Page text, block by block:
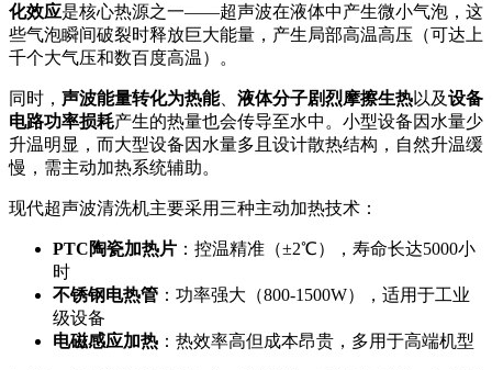
化效应是核心热源之一——超声波在液体中产生微小气泡，这
些气泡瞬间破裂时释放巨大能量，产生局部高温高压（可达上
千个大气压和数百度高温）。
同时， 声波能量转化为热能、 液体分子剧烈摩擦生热以及设备
电路功率损耗产生的热量也会传导至水中。小型设备因水量少
升温明显，而大型设备因水量多且设计散热结构，自然升温缓
慢，需主动加热系统辅助。
现代超声波清洗机主要采用三种主动加热技术：
PTC陶瓷加热片 ：控温精准（±2℃），寿命长达5000小
时
不锈钢电热管 ：功率强大（800-1500W），适用于工业
级设备
电磁感应加热 ：热效率高但成本昂贵，多用于高端机型